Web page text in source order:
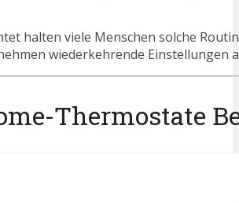
halten viele Menschen solche
wiederkehrende Einstellungen
Thermostate